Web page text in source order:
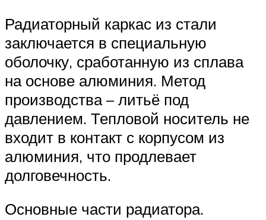
Радиаторный каркас из стали
заключается в специальную
оболочку, сработанную из сплава
на основе алюминия. Метод
производства – литьё под
давлением. Тепловой носитель не
входит в контакт с корпусом из
алюминия, что продлевает
долговечность.
Основные части радиатора.